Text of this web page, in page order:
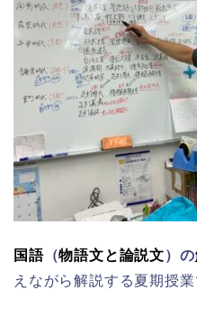
国語（物語文と論説文）の
えながら解説する夏期授業